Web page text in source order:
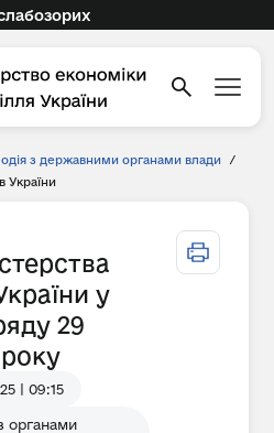
з державними органами влади
/
України
у
29
року
| 09:15
органами